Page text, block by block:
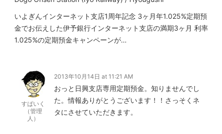
いよぎんインターネット支店1周年記念 3ヶ月年1.025%定期預
金でお伝えした伊予銀行インターネット支店の満期3ヶ月 利率
1.025%の定期預金キャンペーンが…
すぱいく
（管理
人）
2013年10月14日 at 11:21 AM
おっと日興支店専用定期預金。知りませんでし
た。情報ありがとうございます！！さっそくネ
タにさせていただきます。